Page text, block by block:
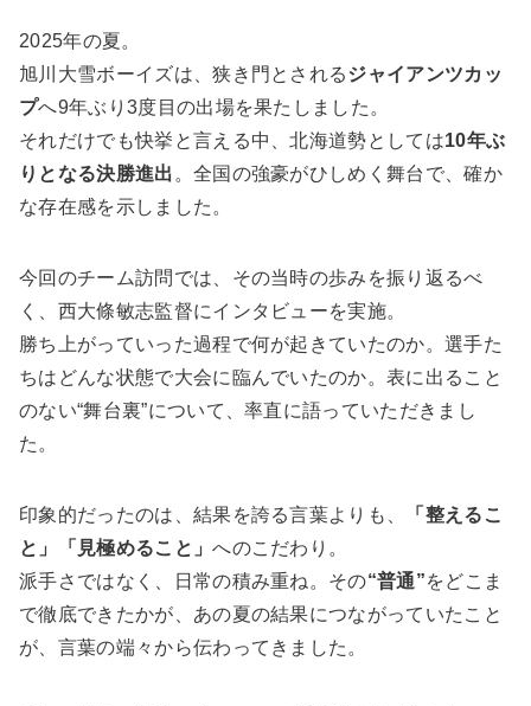
2025年の夏。
旭川大雪ボーイズは、狭き門とされるジャイアンツカッ
プへ9年ぶり3度目の出場を果たしました。
それだけでも快挙と言える中、北海道勢としては10年ぶ
りとなる決勝進出 。全国の強豪がひしめく舞台で、確か
な存在感を示しました。
今回のチーム訪問では、その当時の歩みを振り返るべ
く、西大條敏志監督にインタビューを実施。
勝ち上がっていった過程で何が起きていたのか。選手た
ちはどんな状態で大会に臨んでいたのか。表に出ること
のない“舞台裏”について、率直に語っていただきまし
た。
印象的だったのは、結果を誇る言葉よりも、
「整えるこ
と」「見極めること」へのこだわり。
派手さではなく、日常の積み重ね。その“普通”をどこま
で徹底できたかが、あの夏の結果につながっていたこと
が、言葉の端々から伝わってきました。